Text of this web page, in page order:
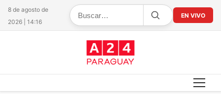
8 de agosto de
2026 | 14:16
EN VIVO